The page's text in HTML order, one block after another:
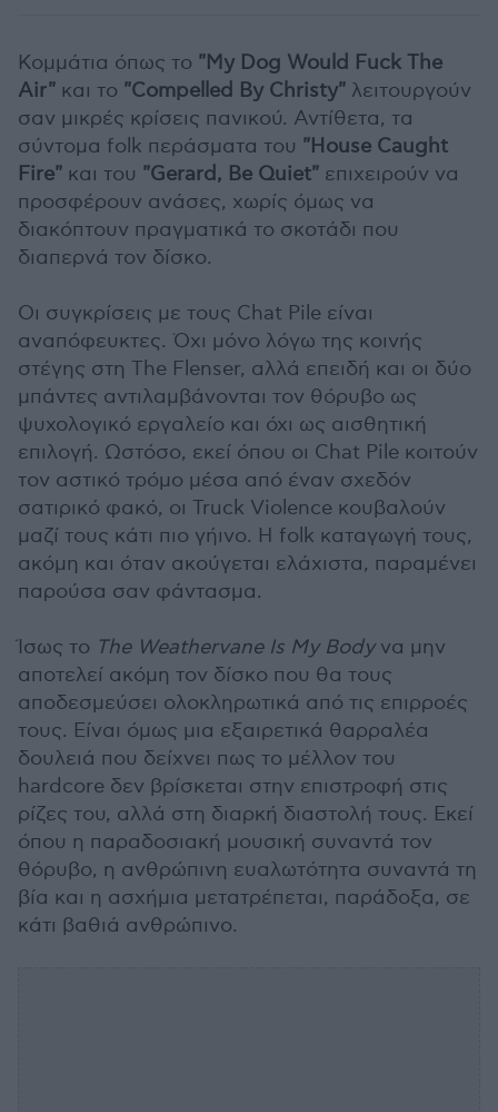
Κομμάτια όπως το "My Dog Would Fuck The
Air" και το "Compelled By Christy" λειτουργούν
σαν μικρές κρίσεις πανικού. Αντίθετα, τα
σύντομα folk περάσματα του "House Caught
Fire" και του "Gerard, Be Quiet" επιχειρούν να
προσφέρουν ανάσες, χωρίς όμως να
διακόπτουν πραγματικά το σκοτάδι που
διαπερνά τον δίσκο.
Οι συγκρίσεις με τους Chat Pile είναι
αναπόφευκτες. Όχι μόνο λόγω της κοινής
στέγης στη The Flenser, αλλά επειδή και οι δύο
μπάντες αντιλαμβάνονται τον θόρυβο ως
ψυχολογικό εργαλείο και όχι ως αισθητική
επιλογή. Ωστόσο, εκεί όπου οι Chat Pile κοιτούν
τον αστικό τρόμο μέσα από έναν σχεδόν
σατιρικό φακό, οι Truck Violence κουβαλούν
μαζί τους κάτι πιο γήινο. Η folk καταγωγή τους,
ακόμη και όταν ακούγεται ελάχιστα, παραμένει
παρούσα σαν φάντασμα.
Ίσως το The Weathervane Is My Bodyνα μην
αποτελεί ακόμη τον δίσκο που θα τους
αποδεσμεύσει ολοκληρωτικά από τις επιρροές
τους. Είναι όμως μια εξαιρετικά θαρραλέα
δουλειά που δείχνει πως το μέλλον του
hardcore δεν βρίσκεται στην επιστροφή στις
ρίζες του, αλλά στη διαρκή διαστολή τους. Εκεί
όπου η παραδοσιακή μουσική συναντά τον
θόρυβο, η ανθρώπινη ευαλωτότητα συναντά τη
βία και η ασχήμια μετατρέπεται, παράδοξα, σε
κάτι βαθιά ανθρώπινο.